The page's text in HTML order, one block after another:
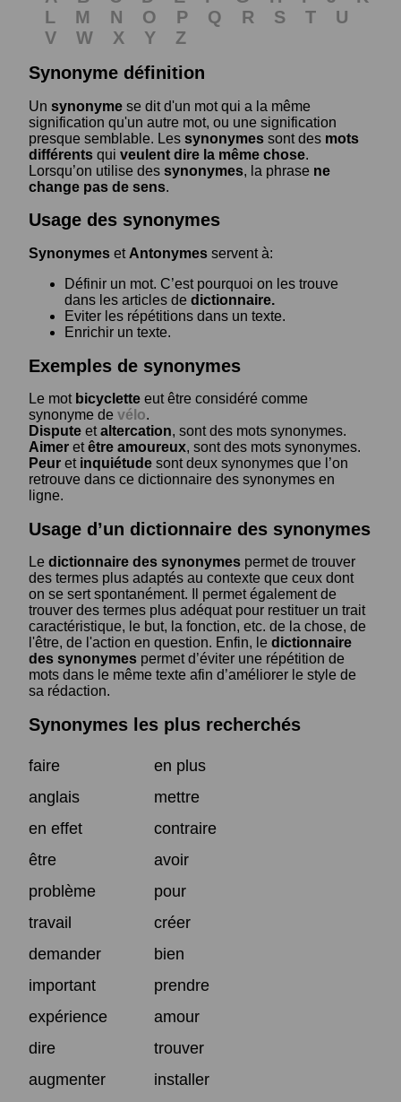
L
M N O P Q R S T
U
V
W X Y
Z
Synonyme définition
Un synonyme se dit d'un mot qui a la même
signification qu'un autre mot, ou une signification
presque semblable. Les synonymes sont des mots
différents qui veulent dire la même chose.
Lorsqu’on utilise des synonymes, la phrase ne
change pas de sens.
Usage des synonymes
Synonymes et Antonymes servent à:
Définir un mot. C’est pourquoi on les trouve
dans les articles de dictionnaire.
Eviter les répétitions dans un texte.
Enrichir un texte.
Exemples de synonymes
Le mot bicyclette eut être considéré comme
synonyme de vélo.
Dispute etaltercation, sont des mots synonymes.
Aimer etêtre amoureux, sont des mots synonymes.
Peur et inquiétude sont deux synonymes que l’on
retrouve dans ce dictionnaire des synonymes en
ligne.
Usage d’un dictionnaire des synonymes
Le dictionnaire des synonymes permet de trouver
des termes plus adaptés au contexte que ceux dont
on se sert spontanément. Il permet également de
trouver des termes plus adéquat pour restituer un trait
caractéristique, le but, la fonction, etc. de la chose, de
l'être, de l'action en question. Enfin, le dictionnaire
des synonymes permet d’éviter une répétition de
mots dans le même texte afin d’améliorer le style de
sa rédaction.
Synonymes les plus recherchés
faire
en plus
anglais
mettre
en effet
contraire
être
avoir
problème
pour
travail
créer
demander
bien
important
prendre
expérience
amour
dire
trouver
augmenter
installer